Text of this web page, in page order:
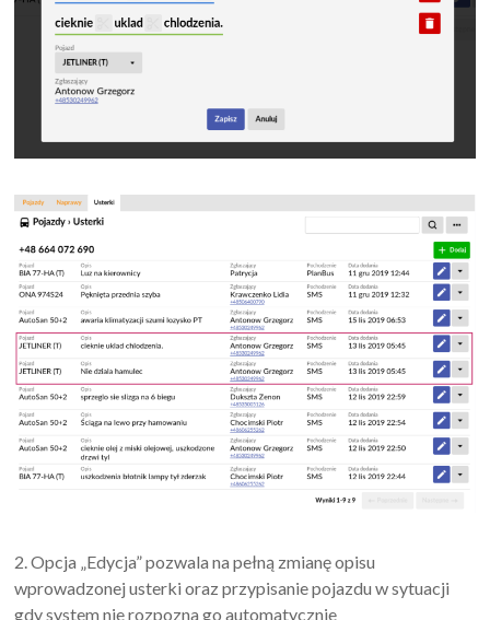
2. Opcja „Edycja” pozwala na pełną zmianę opisu
wprowadzonej usterki oraz przypisanie pojazdu w sytuacji
gdy system nie rozpozna go automatycznie